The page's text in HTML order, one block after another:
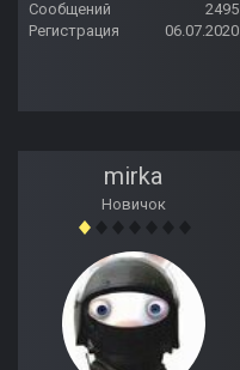
Сообщений
2495
Регистрация
06.07.2020
mirka
Новичок